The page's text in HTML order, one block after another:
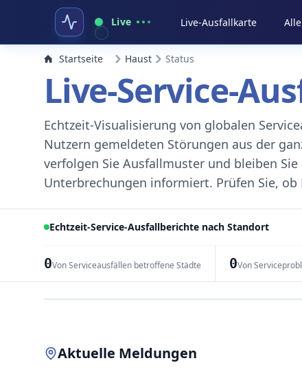
Live Live-Ausfallkarte
Startseite Haust Status
Live-Service-
Echtzeit-Visualisierung von globalen
Nutzern gemeldeten Störungen aus der
verfolgen Sie Ausfallmuster und bleiben
Unterbrechungen informiert. Prüfen Sie,
Echtzeit-Service-Ausfallberichte nach Standort
0Von Serviceausfällen betroffene Städte 0Von
Aktuelle Meldungen